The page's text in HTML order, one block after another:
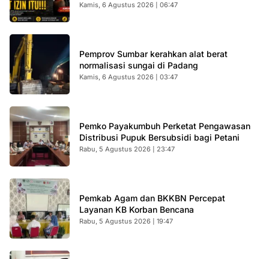
Kamis, 6 Agustus 2026 | 06:47
Pemprov Sumbar kerahkan alat berat
normalisasi sungai di Padang
Kamis, 6 Agustus 2026 | 03:47
Pemko Payakumbuh Perketat Pengawasan
Distribusi Pupuk Bersubsidi bagi Petani
Rabu, 5 Agustus 2026 | 23:47
Pemkab Agam dan BKKBN Percepat
Layanan KB Korban Bencana
Rabu, 5 Agustus 2026 | 19:47